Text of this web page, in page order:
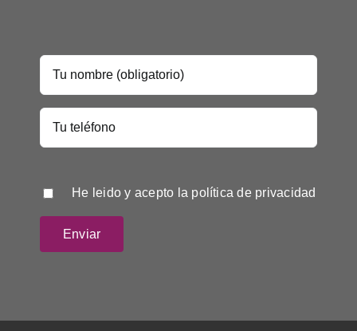
He leido y acepto la política de privacidad